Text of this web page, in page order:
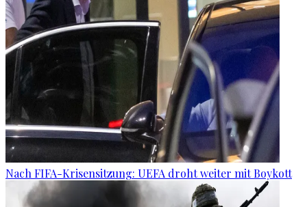
Nach FIFA-Krisensitzung: UEFA droht weiter mit Boykott